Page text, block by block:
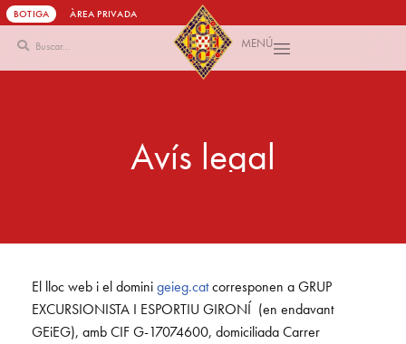
Vés
al
BOTIGA ÀREA PRIVADA
MENÚ
Avís legal
El lloc web i el dominigeieg.catcorresponen a GRUP
EXCURSIONISTA I ESPORTIU GIRONÍ (en endavant
GEiEG), amb CIF G-17074600, domiciliada Carrer